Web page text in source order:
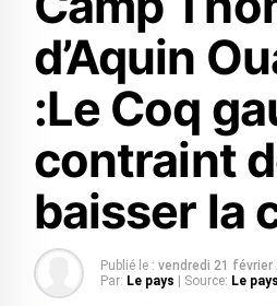
d’Aquin
:Le Coq
contraint
baisser la
Publié le : vendredi 21 février
Par: Le pays | Source: Le pays